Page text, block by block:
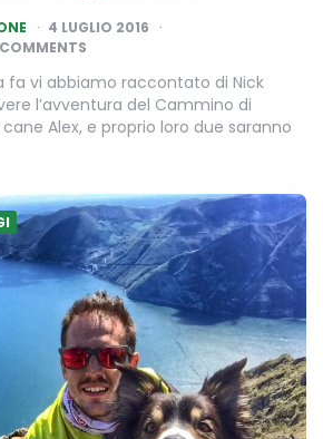
4 LUGLIO 2016
fa vi abbiamo raccontato di Nick
l’avventura del Cammino di
Alex, e proprio loro due saranno